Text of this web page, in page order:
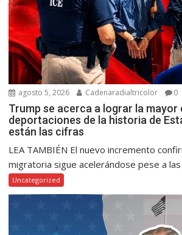
agosto 5, 2026 Cadenaradialtricolor 0
Trump se acerca a lograr la mayor
deportaciones de la historia de
están las cifras
LEA TAMBIÉN El nuevo incremento
migratoria sigue acelerándose pese a
Uncategorized